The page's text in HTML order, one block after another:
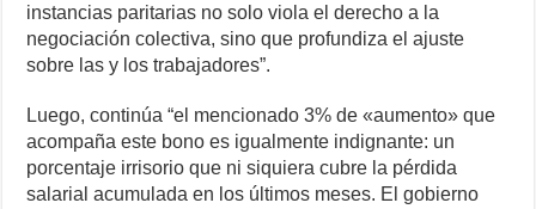
instancias paritarias no solo viola el derecho a la
negociación colectiva, sino que profundiza el ajuste
sobre las y los trabajadores”.
Luego, continúa “el mencionado 3% de «aumento» que
acompaña este bono es igualmente indignante: un
porcentaje irrisorio que ni siquiera cubre la pérdida
salarial acumulada en los últimos meses. El gobierno